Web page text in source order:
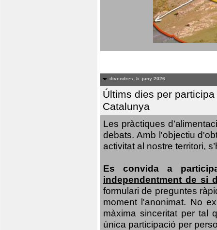
divendres, 5. juny 2026
Últims dies per
Catalunya
Les pràctiques
debats. Amb l'objectiu
activitat al nostre territori,
Es convida a
independentment de si
formulari de preguntes
moment l'anonimat. No
màxima sinceritat per tal
única participació per